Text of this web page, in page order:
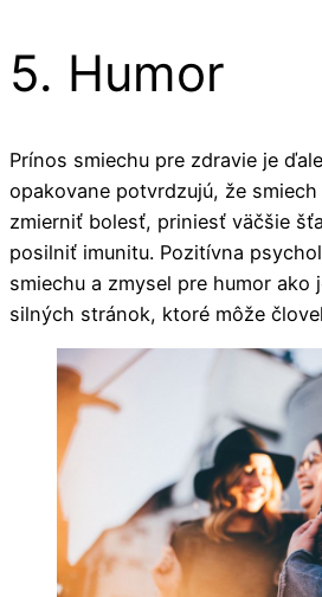
5. Humor
Prínos smiechu pre zdravie je
opakovane potvrdzujú, že
zmierniť bolesť, priniesť väčšie
posilniť imunitu. Pozitívna
smiechu a zmysel pre humor ako
silných stránok, ktoré môže